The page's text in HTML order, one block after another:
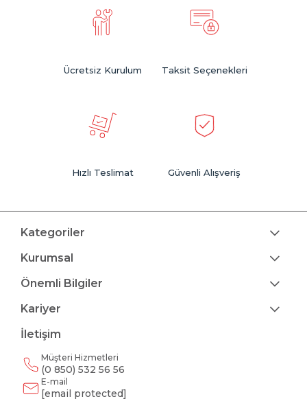
seçeneğe ulaşabilirsiniz.
Çalışma masalı ranza
özellikle ders çalışan gençler için hem yatak hem de çalışma
alanını bir arada sunarak büyük avantaj sağlar.
kullanabileceği şekilde tasarlanır. Farklı renk seçenekleri ve
modern çizgileriyle de dekorasyona uyum sağlar.
ile pratik ve şık çözümler oluşturabilirsiniz.
Ücretsiz Kurulum Taksit Seçenekleri
Hızlı Teslimat Güvenli Alışveriş
Kategoriler
Kurumsal
Önemli Bilgiler
Kariyer
İletişim
Müşteri Hizmetleri
(0 850) 532 56 56
E-mail
[email protected]